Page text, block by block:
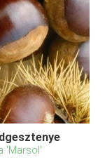
'Marsol'